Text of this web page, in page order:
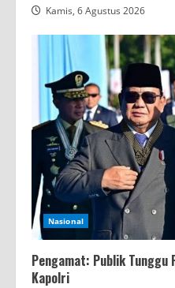
Kamis, 6 Agustus 2026
Nasional
Pengamat: Publik Tunggu
Kapolri